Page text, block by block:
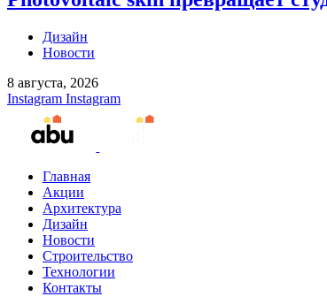
Дизайн
Новости
8 августа, 2026
Instagram Instagram
Главная
Акции
Архитектура
Дизайн
Новости
Строительство
Технологии
Контакты